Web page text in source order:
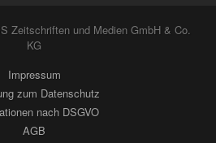
Zeitschriften und Medien GmbH & Co.
KG
Impressum
zum Datenschutz
nach DSGVO
AGB